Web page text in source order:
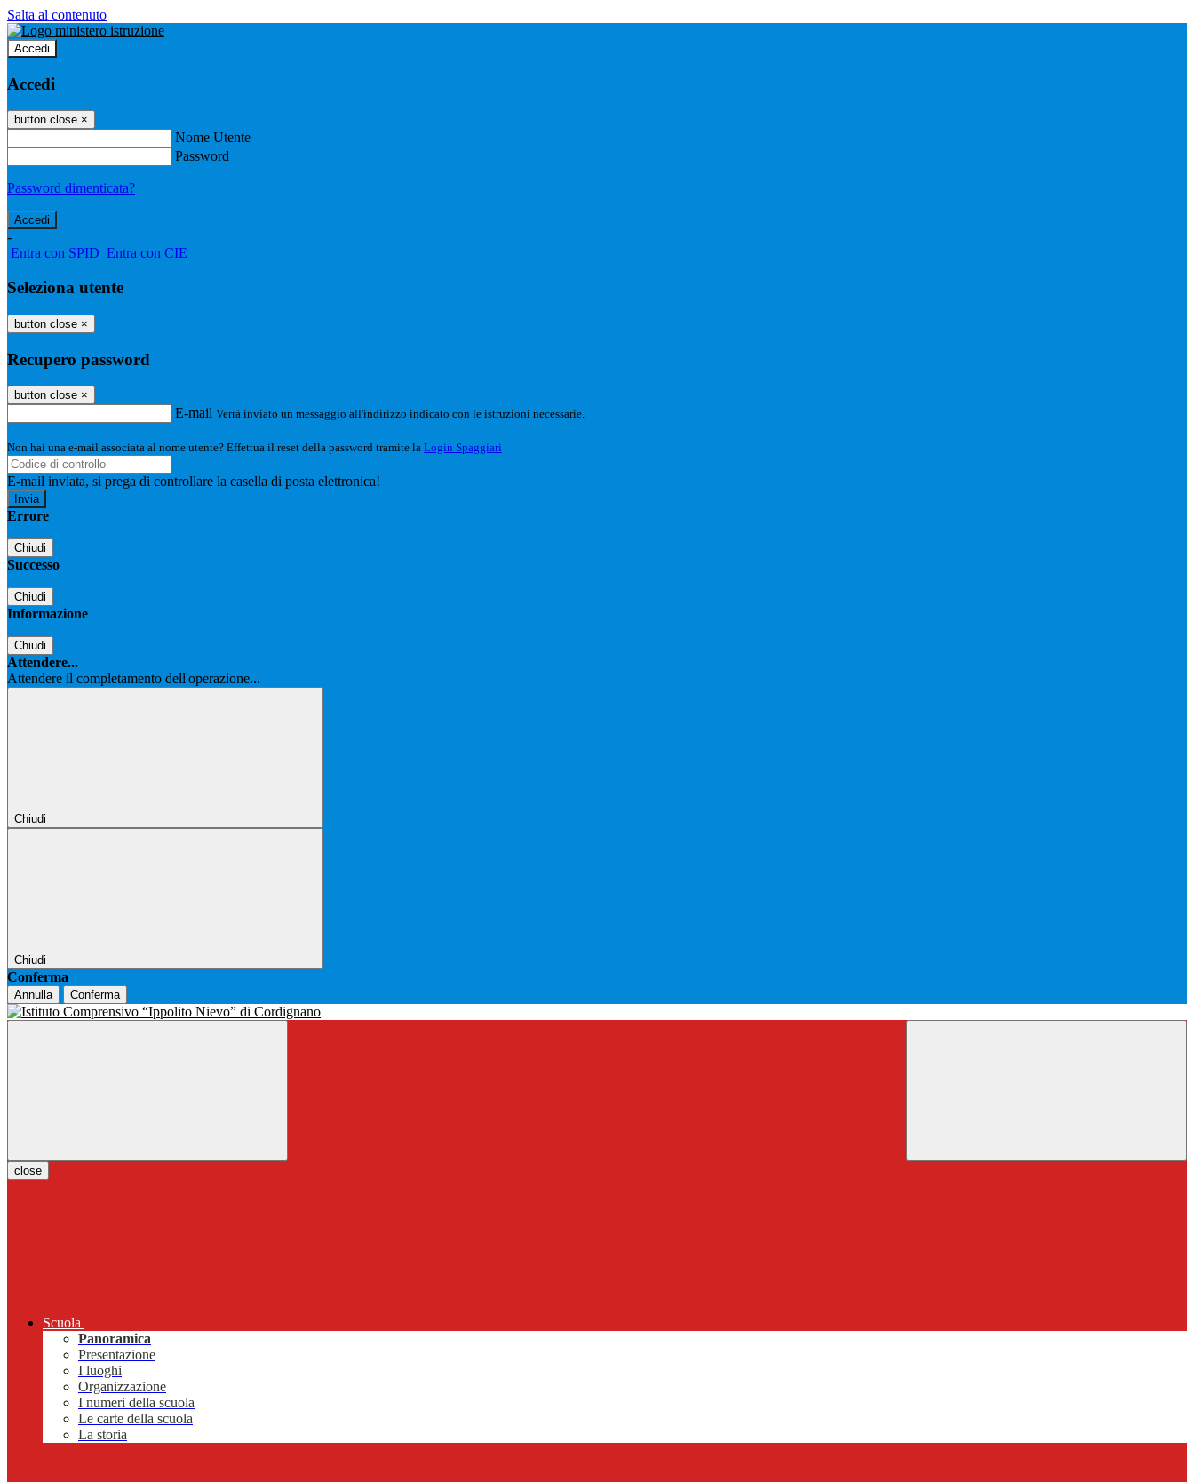
Salta al contenuto
Accedi
Accedi
button close ×
Nome Utente
Password
Password dimenticata?
-
Entra con SPID Entra con CIE
Seleziona utente
button close ×
Recupero password
button close ×
E-mail Verrà inviato un messaggio all'indirizzo indicato con le istruzioni necessarie.
Non hai una e-mail associata al nome utente? Effettua il reset della password tramite la Login Spaggiari
E-mail inviata, si prega di controllare la casella di posta elettronica!
Errore
Chiudi
Successo
Chiudi
Informazione
Chiudi
Attendere...
Attendere il completamento dell'operazione...
Chiudi
Chiudi
Conferma
Annulla Conferma
close
Scuola
Panoramica
Presentazione
I luoghi
Organizzazione
I numeri della scuola
Le carte della scuola
La storia